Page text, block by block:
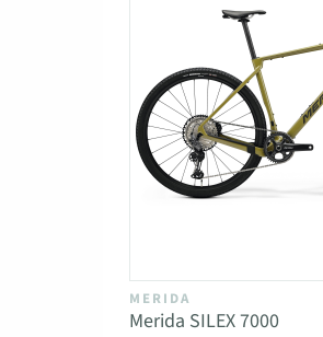
MERIDA
Merida SILEX 7000